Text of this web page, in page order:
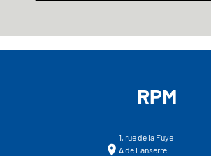
RPM
1, rue de la Fuye
A de Lanserre